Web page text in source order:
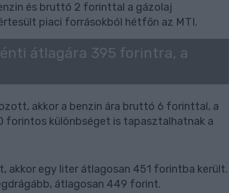
és bruttó 2 forinttal a gázolaj
piaci forrásokból hétfőn az MTI.
átlagára 395 forintra, a
akkor a benzin ára bruttó 6 forinttal, a
különbséget is tapasztalhatnak a
akkor egy liter átlagosan 451 forintba került.
átlagosan 449 forint.